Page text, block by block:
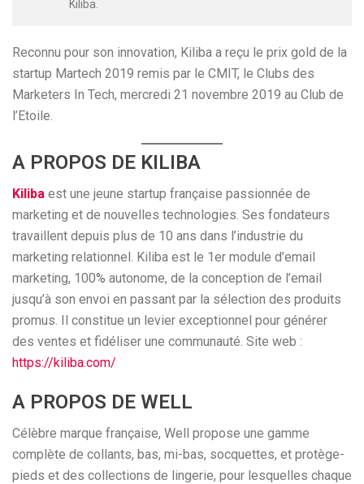
Kiliba.
Reconnu pour son innovation, Kiliba a reçu le prix gold de la
startup Martech 2019 remis par le CMIT, le Clubs des
Marketers In Tech, mercredi 21 novembre 2019 au Club de
l’Etoile.
A PROPOS DE KILIBA
Kiliba est une jeune startup française passionnée de
marketing et de nouvelles technologies. Ses fondateurs
travaillent depuis plus de 10 ans dans l’industrie du
marketing relationnel. Kiliba est le 1er module d’email
marketing, 100% autonome, de la conception de l’email
jusqu’à son envoi en passant par la sélection des produits
promus. Il constitue un levier exceptionnel pour générer
des ventes et fidéliser une communauté. Site web :
https://kiliba.com/
A PROPOS DE WELL
Célèbre marque française, Well propose une gamme
complète de collants, bas, mi-bas, socquettes, et protège-
pieds et des collections de lingerie, pour lesquelles chaque